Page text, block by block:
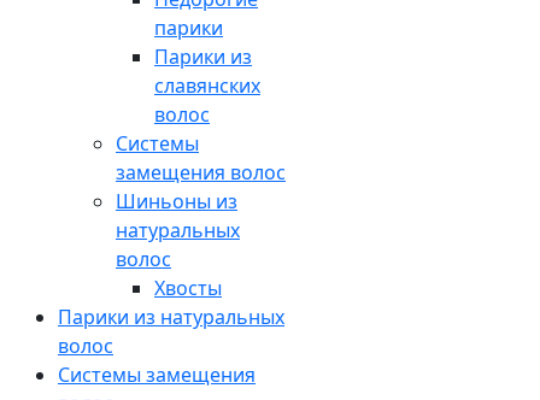
парики
Парики из
славянских
волос
Системы
замещения волос
Шиньоны из
натуральных
волос
Хвосты
Парики из натуральных
волос
Системы замещения